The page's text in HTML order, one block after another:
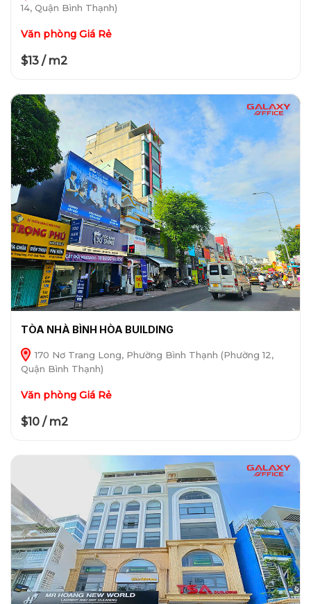
14, Quận Bình Thạnh)
Văn phòng Giá Rẻ
$13 / m2
TÒA NHÀ BÌNH HÒA BUILDING
170 Nơ Trang Long, Phường Bình Thạnh (Phường 12,
Quận Bình Thạnh)
Văn phòng Giá Rẻ
$10 / m2